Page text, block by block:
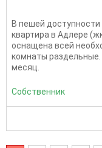
В пешей
квартира в Адлере
оснащена всей
комнаты раздельные.
месяц.
Собственник